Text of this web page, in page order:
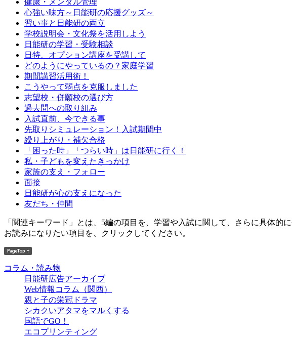
健康・メンタル管理
心強い味方～日能研の応援グッズ～
習い事と日能研の両立
学校説明会・文化祭を活用しよう
日能研の学習・受験相談
日特、オプション講座を受講して
どのようにやっているの？家庭学習
期間講習活用術！
こうやって弱点を克服しました
志望校・併願校の選び方
過去問への取り組み
入試直前、今できる事
先取りシミュレーション！入試期間中
繰り上がり・補欠合格
「困った時」「つらい時」は日能研に行く！
私・子どもを変えたきっかけ
家族の支え・フォロー
面接
日能研が心の支えになった
友だち・仲間
「関連キーワード」とは、5編の項目を、学習や入試に関して、さらに具体的
お読みになりたい項目を、クリックしてください。
コラム・読み物
日能研広告アーカイブ
Web情報コラム（関西）
親と子の栄冠ドラマ
シカクいアタマをマルくする
国語でGO！
エコプリンティング